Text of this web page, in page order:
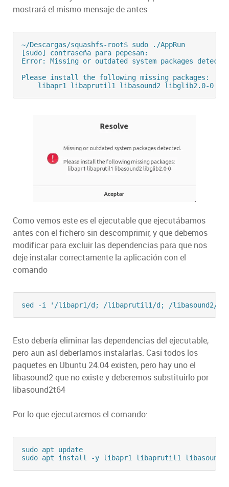
mostrará el mismo mensaje de antes
~/Descargas/squashfs-root$ sudo ./AppRun
[sudo] contraseña para pepesan:
Error: Missing or outdated system packages
Please install the following missing packages:
Como vemos este es el ejecutable que ejecutábamos
antes con el fichero sin descomprimir, y que debemos
modificar para excluir las dependencias para que nos
deje instalar correctamente la aplicación con el
comando
Esto debería eliminar las dependencias del ejecutable,
pero aun así deberíamos instalarlas. Casi todos los
paquetes en Ubuntu 24.04 existen, pero hay uno el
libasound2 que no existe y deberemos substituirlo por
libasound2t64
Por lo que ejecutaremos el comando:
sudo apt update